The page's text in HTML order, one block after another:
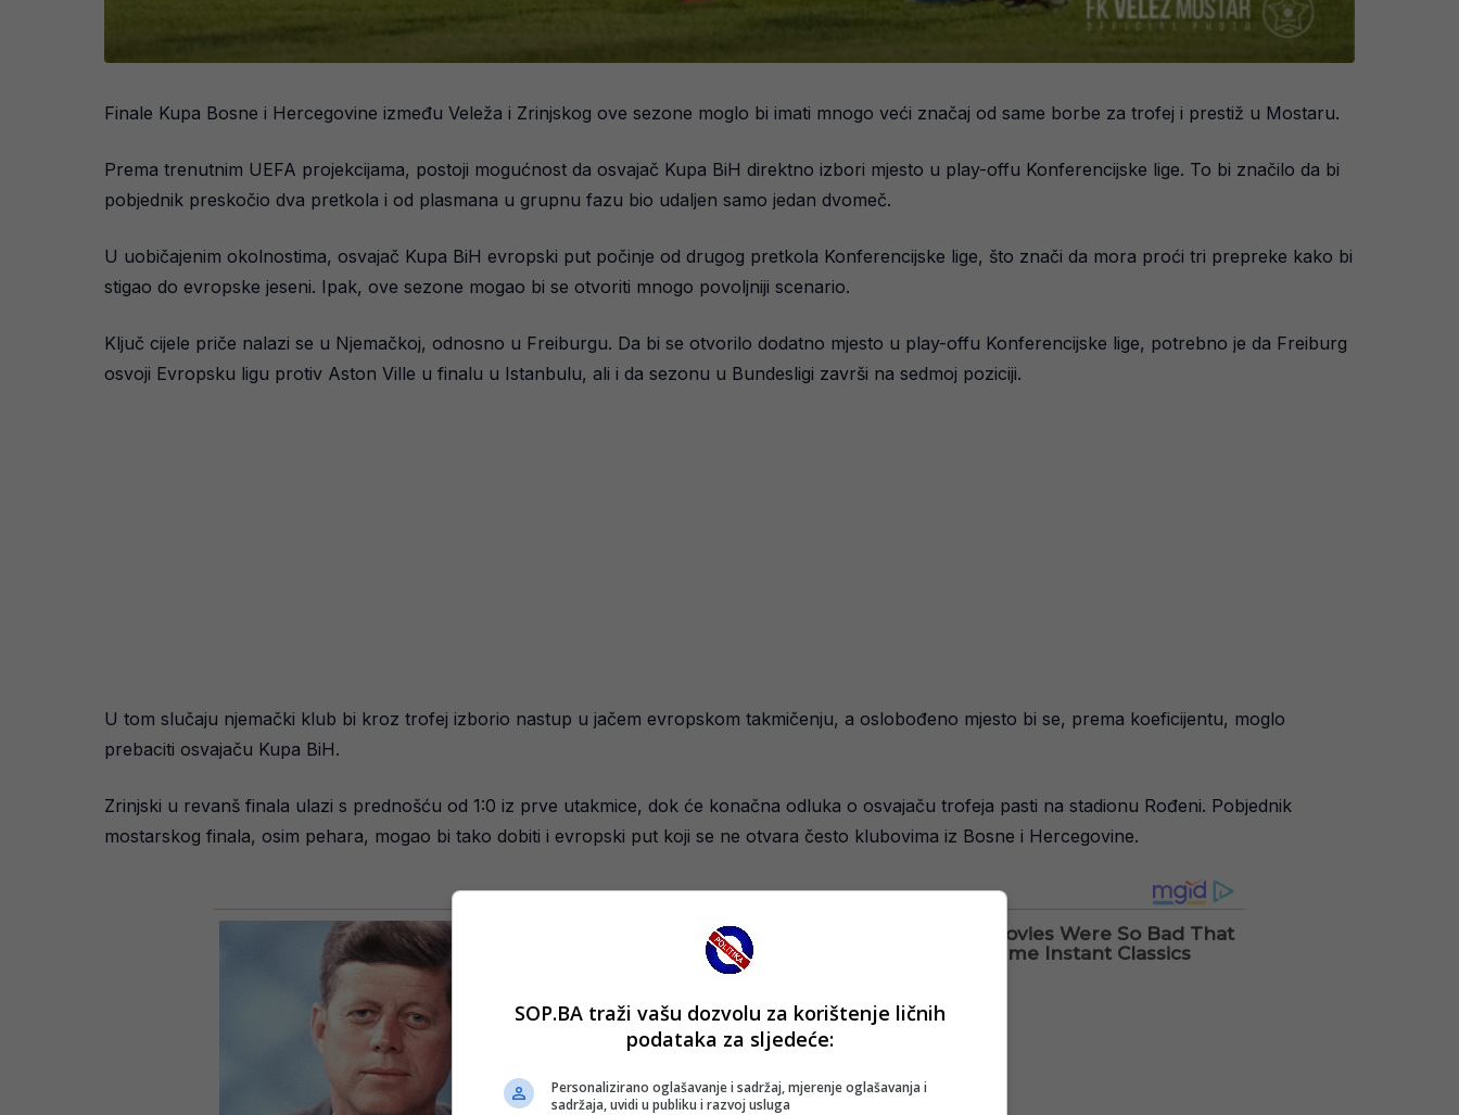
Finale Kupa Bosne i Hercegovine između Veleža i Zrinjskog ove sezone moglo bi imati mnogo veći značaj od same borbe za trofej i prestiž u Mostaru.
Prema trenutnim UEFA projekcijama, postoji mogućnost da osvajač Kupa BiH direktno izbori mjesto u play-offu Konferencijske lige. To bi značilo da bi
pobjednik preskočio dva pretkola i od plasmana u grupnu fazu bio udaljen samo jedan dvomeč.
U uobičajenim okolnostima, osvajač Kupa BiH evropski put počinje od drugog pretkola Konferencijske lige, što znači da mora proći tri prepreke kako bi
stigao do evropske jeseni. Ipak, ove sezone mogao bi se otvoriti mnogo povoljniji scenario.
Ključ cijele priče nalazi se u Njemačkoj, odnosno u Freiburgu. Da bi se otvorilo dodatno mjesto u play-offu Konferencijske lige, potrebno je da Freiburg
osvoji Evropsku ligu protiv Aston Ville u finalu u Istanbulu, ali i da sezonu u Bundesligi završi na sedmoj poziciji.
U tom slučaju njemački klub bi kroz trofej izborio nastup u jačem evropskom takmičenju, a oslobođeno mjesto bi se, prema koeficijentu, moglo
prebaciti osvajaču Kupa BiH.
Zrinjski u revanš finala ulazi s prednošću od 1:0 iz prve utakmice, dok će konačna odluka o osvajaču trofeja pasti na stadionu Rođeni. Pobjednik
mostarskog finala, osim pehara, mogao bi tako dobiti i evropski put koji se ne otvara često klubovima iz Bosne i Hercegovine.
SOP.BA traži vašu dozvolu za korištenje ličnih
podataka za sljedeće:
Personalizirano oglašavanje i sadržaj, mjerenje oglašavanja i
sadržaja, uvidi u publiku i razvoj usluga